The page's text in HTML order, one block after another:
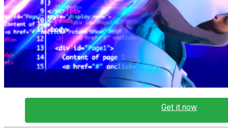
Get it now